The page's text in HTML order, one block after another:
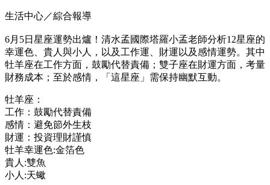
生活中心／綜合報導
6月5日星座運勢出爐！清水孟國際塔羅小孟老師分析12星座的
幸運色、貴人與小人，以及工作運、財運以及感情運勢。其中
牡羊座在工作方面，鼓勵代替責備；雙子座在財運方面，考量
財務成本；至於感情，「這星座」需保持幽默互動。
牡羊座：
工作：鼓勵代替責備
感情：避免節外生枝
財運：投資理財謹慎
牡羊幸運色:金箔色
貴人:雙魚
小人:天蠍